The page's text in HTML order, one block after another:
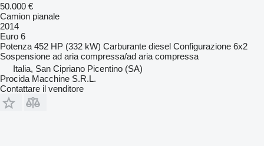
50.000 €
Camion pianale
2014
Euro 6
Potenza 452 HP (332 kW) Carburante diesel Configurazione 6x2
Sospensione ad aria compressa/ad aria compressa
Italia, San Cipriano Picentino (SA)
Procida Macchine S.R.L.
Contattare il venditore